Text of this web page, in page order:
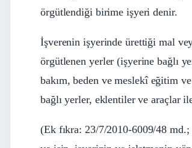
örgütlendiği birime işyeri denir.
İşverenin işyerinde ürettiği mal
örgütlenen yerler (işyerine bağlı
bakım, beden ve meslekî eğitim
bağlı yerler, eklentiler ve araçlar
(Ek fıkra: 23/7/2010-6009/48